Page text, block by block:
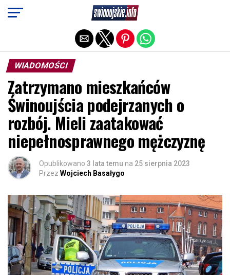
WIADOMOŚCI
Zatrzymano mieszkańców
Świnoujścia podejrzanych o
rozbój. Mieli zaatakować
niepełnosprawnego mężczyznę
Opublikowano 3 lata temu na 25 sierpnia 2023
Przez Wojciech Basałygo
Exit mobile version